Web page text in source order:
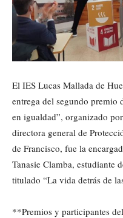
El IES Lucas Mallada de
entrega del segundo premio
en igualdad”, organizado
directora general de
de Francisco, fue la
Tanasie Clamba, estudiante
titulado “La vida detrás de
**Premios y participantes